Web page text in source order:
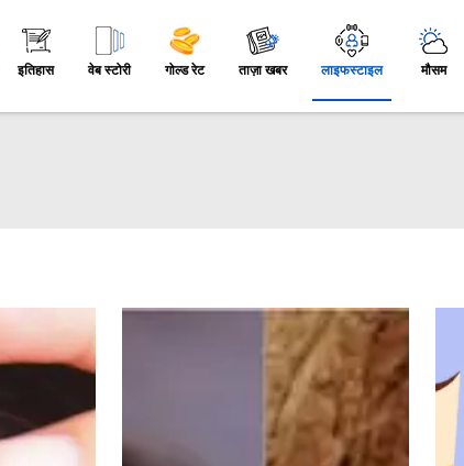
इतिहास वेब स्टोरी गोल्ड रेट ताज़ा खबर लाइफस्टाइल मौसम